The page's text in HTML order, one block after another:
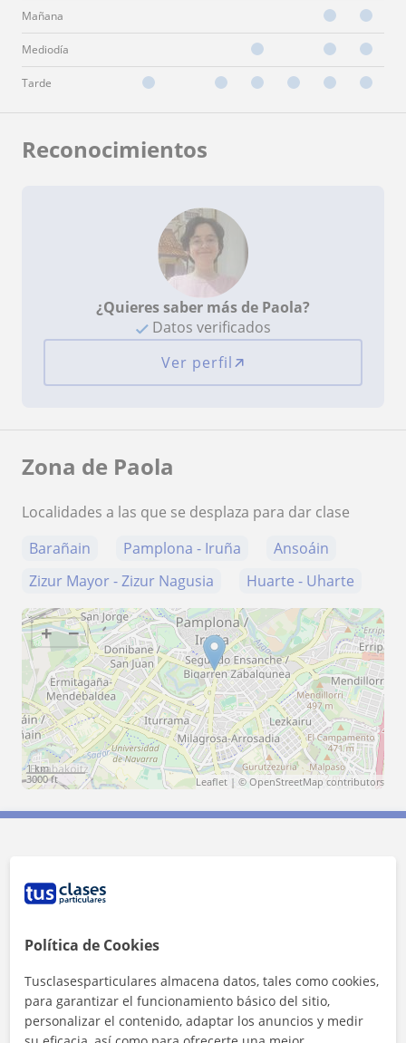
Mañana
Mediodía
Tarde
Reconocimientos
¿Quieres saber más de Paola?
Datos verificados
Ver perfil
Zona de Paola
Localidades a las que se desplaza para dar clase
Barañain
Pamplona - Iruña
Ansoáin
Zizur Mayor - Zizur Nagusia
Huarte - Uharte
+ −
1 km
3000 ft
Leaflet | © OpenStreetMap contributors
Política de Cookies
Tusclasesparticulares almacena datos, tales como cookies,
para garantizar el funcionamiento básico del sitio,
personalizar el contenido, adaptar los anuncios y medir